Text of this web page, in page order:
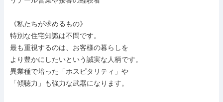
《私たちが求めるもの》
特別な住宅知識は不問です。
最も重視するのは、お客様の暮らしを
より豊かにしたいという誠実な人柄です。
異業種で培った「ホスピタリティ」や
「傾聴力」も強力な武器になります。